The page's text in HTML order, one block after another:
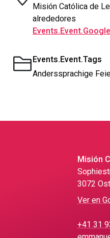
Misión Católica de
alrededores
Events.Event.Tags
Anderssprachige
Misión
3072
Ver en
+41 31